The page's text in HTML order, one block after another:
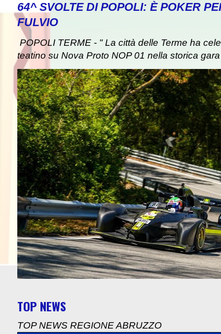
64^ SVOLTE DI POPOLI: È POKER
FULVIO
POPOLI TERME - " La città delle Terme ha
teatino su Nova Proto NOP 01 nella storica gara
TOP NEWS
TOP NEWS REGIONE ABRUZZO